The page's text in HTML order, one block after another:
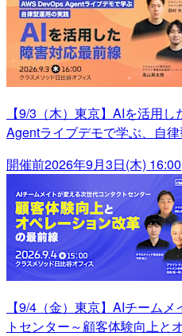
【9/3（木）東京】AIを活用
Agentライブデモで学ぶ、自
開催前2026年9月3日(木) 16:00
【9/4（金）東京】AIチーム
トセンター～顧客体験向上と